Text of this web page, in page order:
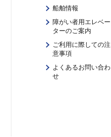
船舶情報
障がい者用エレベー
ターのご案内
ご利用に際しての注
意事項
よくあるお問い合わ
せ